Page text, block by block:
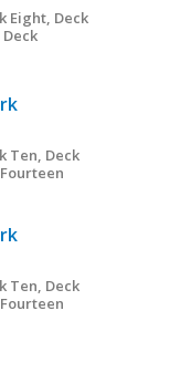
Eight, Deck
Ten, Deck
Ten, Deck